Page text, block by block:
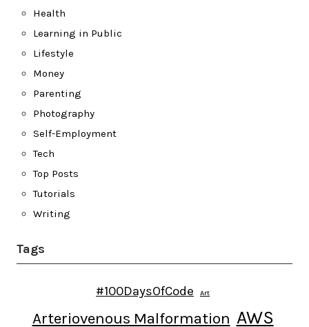
Health
Learning in Public
Lifestyle
Money
Parenting
Photography
Self-Employment
Tech
Top Posts
Tutorials
Writing
Tags
#100DaysOfCode Art
Arteriovenous Malformation AWS